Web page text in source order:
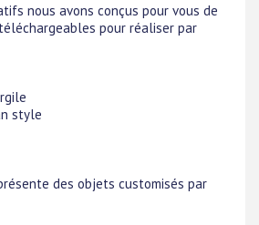
nous avons conçus pour vous de
pour réaliser par
style
des objets customisés par